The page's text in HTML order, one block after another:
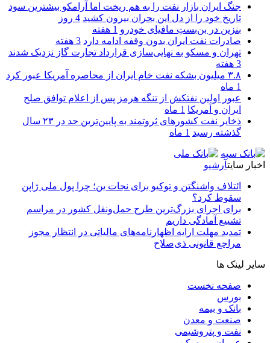
جنگ ایران بازار نفت را به هم ریخت اما آرامکو بیشترین سود
تاریخ خود را از دل این بحران بیرون کشید 4 روز
بنزین در بن‌بستِ مافیای خودرو 1 هفته
صادرات نفت ایران بدون وقفه ادامه دارد 3 هفته
تهران و مسکو به نهایی‌سازی قرارداد تجارت گاز نزدیک شدند
3 هفته
۳.۸ میلیون بشکه نفت خام ایران از محاصره آمریکا عبور کرد
1 ماه
عبور اولین نفتکش از تنگه هرمز پس از اعلام توافق صلح
ایران و آمریکا 1 ماه
ذخایر نفت کشورهای ثروتمند به پایین‌ترین حد در ۲۳ سال
گذشته رسید 1 ماه
اخبار سایتآرشیو
ائتلاف واشنگتن و توکیو برای نجات ین؛ چرا پول ملی ژاپن
سقوط کرد؟
برای اجرای بزرگ‌ترین طرح حمل‌ونقل کشور در مراسم
تشییع آمادگی داریم
تمدید مهلت ارایه اظهارنامه‌های مالیاتی در انتظار مجوز
مراجع قانونی ذی‌‏صلاح
سایر لینک ها
صفحه نخست
بورس
بانک و بیمه
صنعت و معدن
نفت و پتروشیمی